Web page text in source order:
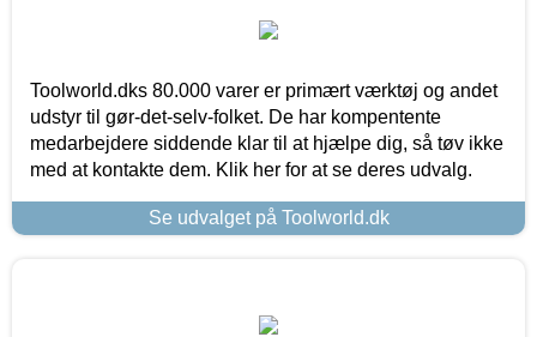
Toolworld.dks 80.000 varer er primært værktøj og andet
udstyr til gør-det-selv-folket. De har kompentente
medarbejdere siddende klar til at hjælpe dig, så tøv ikke
med at kontakte dem. Klik her for at se deres udvalg.
Se udvalget på Toolworld.dk